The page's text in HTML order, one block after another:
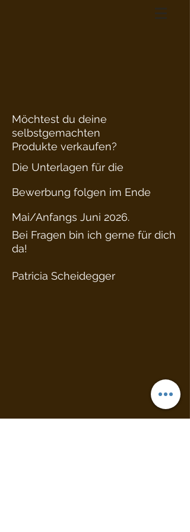
Möchtest du deine
selbstgemachten
Produkte verkaufen?
Die Unterlagen für die
Bewerbung folgen im Ende
Mai/Anfangs Juni 2026.
Bei Fragen bin ich gerne für dich
da!
Patricia Scheidegger